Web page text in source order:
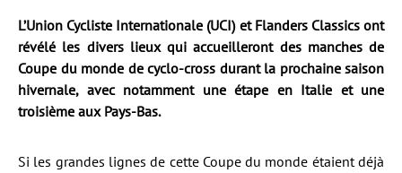
L’Union Cycliste Internationale (UCI) et Flanders Classics ont
révélé les divers lieux qui accueilleront des manches de
Coupe du monde de cyclo-cross durant la prochaine saison
hivernale, avec notamment une étape en Italie et une
troisième aux Pays-Bas.
Si les grandes lignes de cette Coupe du monde étaient déjà